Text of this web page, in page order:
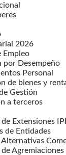
2026
Empleo
por Desempeño
Personal
de bienes y
Gestión
a terceros
Extensiones
de Entidades
Agremiaciones